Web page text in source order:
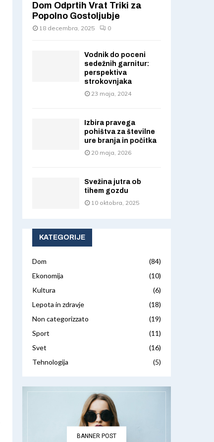
Dom Odprtih Vrat Triki za
Popolno Gostoljubje
18 decembra, 2025 0
Vodnik do poceni
sedežnih garnitur:
perspektiva
strokovnjaka
23 maja, 2024
Izbira pravega
pohištva za številne
ure branja in počitka
20 maja, 2026
Svežina jutra ob
tihem gozdu
10 oktobra, 2025
KATEGORIJE
Dom
(84)
Ekonomija
(10)
Kultura
(6)
Lepota in zdravje
(18)
Non categorizzato
(19)
Sport
(11)
Svet
(16)
Tehnologija
(5)
BANNER POST